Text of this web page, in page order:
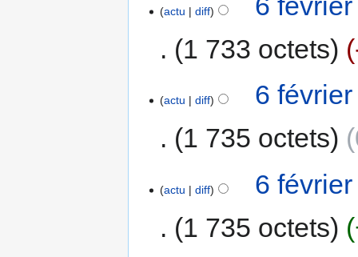
actu diff
1 733 octets
actu diff
6
1 735 octets
actu diff
6
1 735 octets